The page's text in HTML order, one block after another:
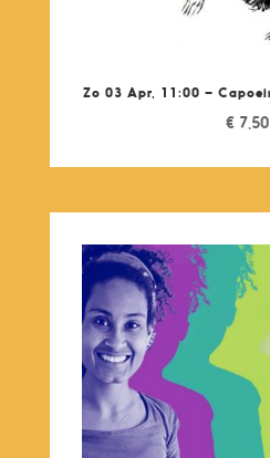
Zo 03 Apr, 11:00 –
€ 7,50